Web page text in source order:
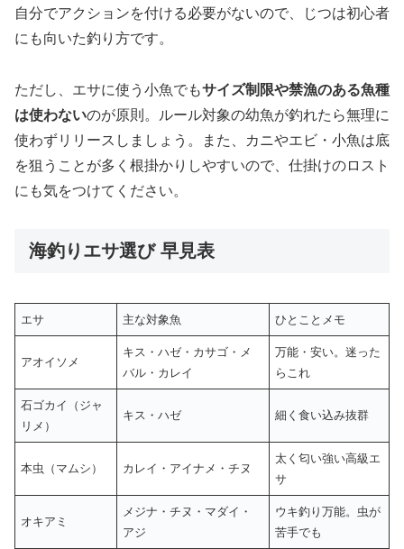
自分でアクションを付ける必要がないので、じつは初心者
にも向いた釣り方です。
ただし、エサに使う小魚でもサイズ制限や禁漁のある魚種
は使わないのが原則。ルール対象の幼魚が釣れたら無理に
使わずリリースしましょう。また、カニやエビ・小魚は底
を狙うことが多く根掛かりしやすいので、仕掛けのロスト
にも気をつけてください。
海釣りエサ選び 早見表
エサ 主な対象魚 ひとことメモ
アオイソメ
キス・ハゼ・カサゴ・メ
バル・カレイ
万能・安い。迷った
らこれ
石ゴカイ（ジャ
リメ）
キス・ハゼ 細く食い込み抜群
本虫（マムシ） カレイ・アイナメ・チヌ
太く匂い強い高級エ
サ
オキアミ
メジナ・チヌ・マダイ・
アジ
ウキ釣り万能。虫が
苦手でも